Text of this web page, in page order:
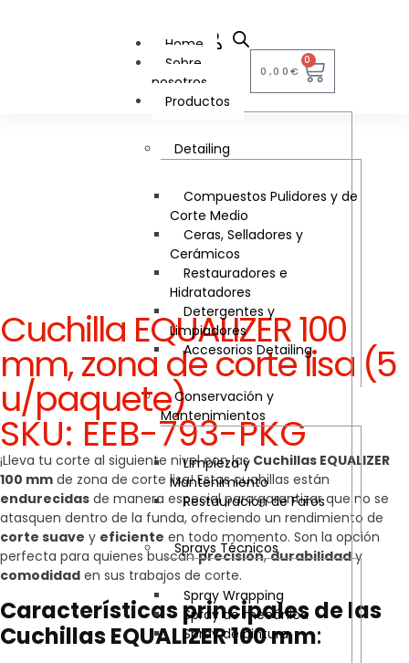
Home
Sobre
nosotros
Productos
Detailing
Compuestos Pulidores y de
Corte Medio
Ceras, Selladores y
Cerámicos
Restauradores e
Hidratadores
Detergentes y
Limpiadores
Accesorios Detailing
Conservación y
Mantenimientos
Limpieza y
Mantenimiento
Restauración de Faros
Sprays Técnicos
Spray Wrapping
Spray de mecánica
Spray de pintura
0,00€
0
Cuchilla EQUALIZER 100
mm, zona de corte lisa (5
u/paquete)
SKU: EEB-793-PKG
¡Lleva tu corte al siguiente nivel con las Cuchillas EQUALIZER
100 mm de zona de corte lisa! Estas cuchillas están
endurecidas de manera especial para garantizar que no se
atasquen dentro de la funda, ofreciendo un rendimiento de
corte suave y eficiente en todo momento. Son la opción
perfecta para quienes buscanprecisión,durabilidady
comodidad en sus trabajos de corte.
Características principales de las
Cuchillas EQUALIZER 100 mm: